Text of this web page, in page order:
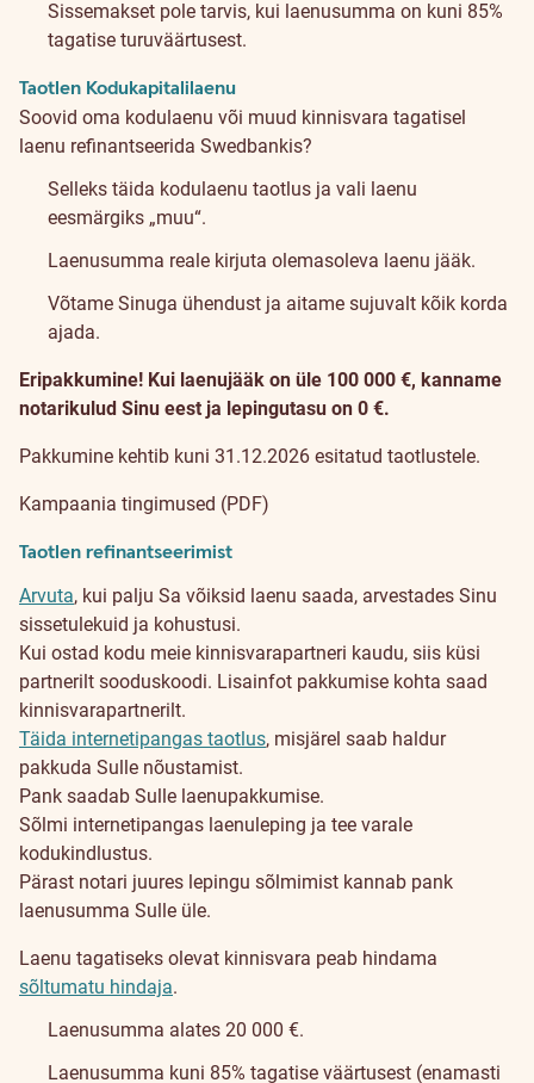
Sissemakset pole tarvis, kui laenusumma on kuni 85%
tagatise turuväärtusest.
Taotlen Kodukapitalilaenu
Soovid oma kodulaenu või muud kinnisvara tagatisel
laenu refinantseerida Swedbankis?
Selleks täida kodulaenu taotlus ja vali laenu
eesmärgiks „muu“.
Laenusumma reale kirjuta olemasoleva laenu jääk.
Võtame Sinuga ühendust ja aitame sujuvalt kõik korda
ajada.
Eripakkumine! Kui laenujääk on üle 100 000 €, kanname
notarikulud Sinu eest ja lepingutasu on 0 €.
Pakkumine kehtib kuni 31.12.2026 esitatud taotlustele.
Kampaania tingimused (PDF)
Taotlen refinantseerimist
Arvuta, kui palju Sa võiksid laenu saada, arvestades Sinu
sissetulekuid ja kohustusi.
Kui ostad kodu meie kinnisvarapartneri kaudu, siis küsi
partnerilt sooduskoodi. Lisainfot pakkumise kohta saad
kinnisvarapartnerilt.
Täida internetipangas taotlus, misjärel saab haldur
pakkuda Sulle nõustamist.
Pank saadab Sulle laenupakkumise.
Sõlmi internetipangas laenuleping ja tee varale
kodukindlustus.
Pärast notari juures lepingu sõlmimist kannab pank
laenusumma Sulle üle.
Laenu tagatiseks olevat kinnisvara peab hindama
sõltumatu hindaja.
Laenusumma alates 20 000 €.
Laenusumma kuni 85% tagatise väärtusest (enamasti